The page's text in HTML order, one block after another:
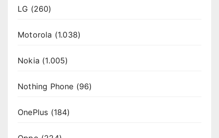
LG (260)
Motorola (1.038)
Nokia (1.005)
Nothing Phone (96)
OnePlus (184)